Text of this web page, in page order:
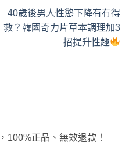
40歲後男人性慾下降有冇得
救？韓國奇力片草本調理加3
招提升性趣
100%正品、無效退款！